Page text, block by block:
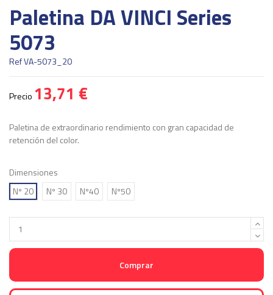
Paletina DA VINCI Series
5073
RefVA-5073_20
Precio 13,71 €
Paletina de extraordinario rendimiento con gran capacidad de
retención del color.
Dimensiones
Nº 20
Nº 30 Nº40 Nº50
Comprar